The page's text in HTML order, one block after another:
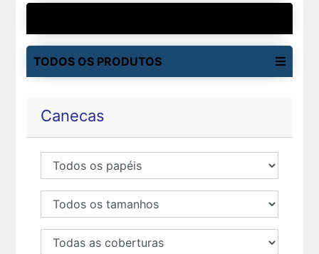
TODOS OS PRODUTOS
Canecas